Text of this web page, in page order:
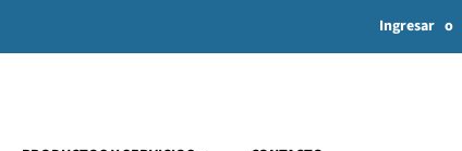
Ingresar o